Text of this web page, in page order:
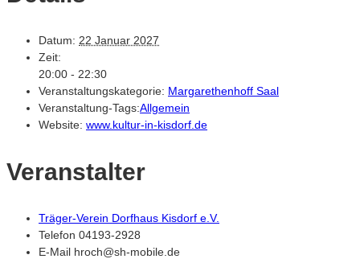
Datum: 22 Januar 2027
Zeit:
20:00 - 22:30
Veranstaltungskategorie: Margarethenhoff Saal
Veranstaltung-Tags:Allgemein
Website: www.kultur-in-kisdorf.de
Veranstalter
Träger-Verein Dorfhaus Kisdorf e.V.
Telefon 04193-2928
E-Mail hroch@sh-mobile.de